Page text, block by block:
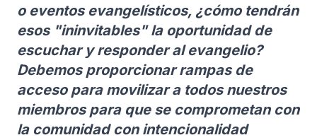
o eventos evangelísticos, ¿cómo tendrán
esos "ininvitables" la oportunidad de
escuchar y responder al evangelio?
Debemos proporcionar rampas de
acceso para movilizar a todos nuestros
miembros para que se comprometan con
la comunidad con intencionalidad